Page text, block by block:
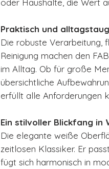
oder Haushalte, die Wert
Praktisch und
Die robuste Verarbeitung,
Reinigung machen den
im Alltag. Ob für große
übersichtliche
erfüllt alle Anforderungen
Ein stilvoller Blickfang in
Die elegante weiße
zeitlosen Klassiker. Er
fügt sich harmonisch in